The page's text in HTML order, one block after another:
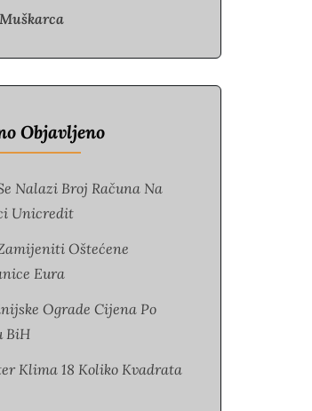
Objavljeno
Nalazi Broj Računa Na
Unicredit
Oštećene
Eura​
Ograde Cijena Po
BiH
Klima 18 Koliko Kvadrata